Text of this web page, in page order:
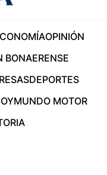
OPINIÓN
BONAERENSE
DEPORTES
MUNDO MOTOR